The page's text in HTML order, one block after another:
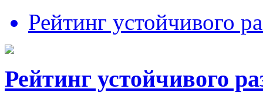
Рейтинг устойчивого
Рейтинг устойчивого